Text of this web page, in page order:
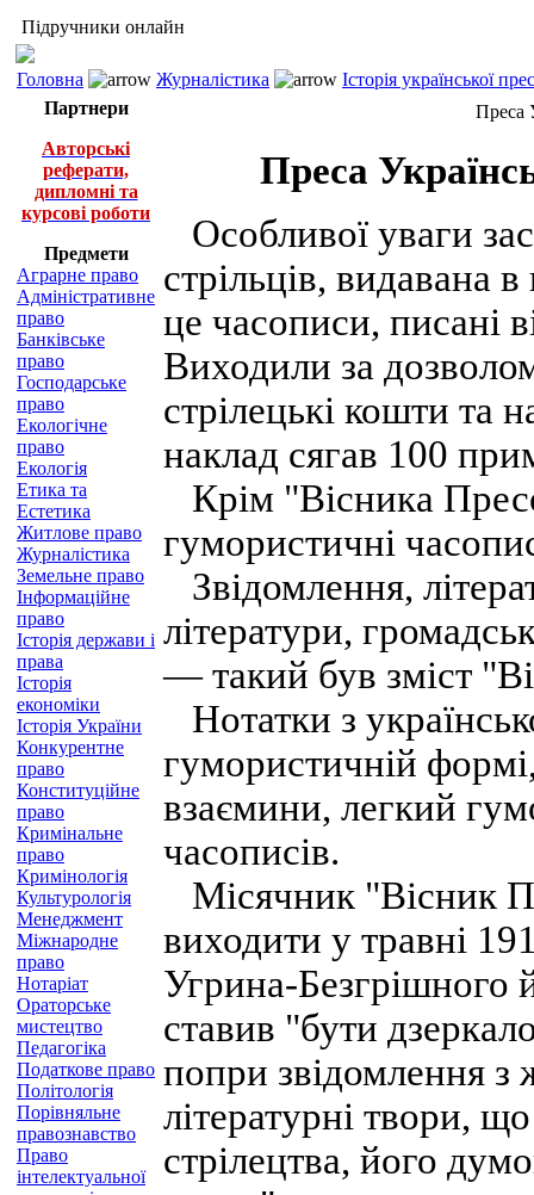
Підручники онлайн
Головна Журналістика
Історія української
Партнери
Авторські
реферати,
дипломні та
курсові роботи
Предмети
Аграрне право
Адміністративне
право
Банківське
право
Господарське
право
Екологічне
право
Екологія
Етика та
Естетика
Житлове право
Журналістика
Земельне право
Інформаційне
право
Історія держави і
права
Історія
економіки
Історія України
Конкурентне
право
Конституційне
право
Кримінальне
право
Кримінологія
Культурологія
Менеджмент
Міжнародне
право
Нотаріат
Ораторське
мистецтво
Педагогіка
Податкове право
Політологія
Порівняльне
правознавство
Право
інтелектуальної
Преса
Преса
Особливої уваги
стрільців, видавана
це часописи, писані
Виходили за
стрілецькі кошти
наклад сягав 100
Крім "Вісника
гумористичні
Звідомлення,
літератури,
— такий був зміст
Нотатки з
гумористичній
взаємини, легкий
часописів.
Місячник "Вісник
виходити у травні
Угрина-Безгрішного
ставив "бути
попри звідомлення з
літературні твори,
стрілецтва, його